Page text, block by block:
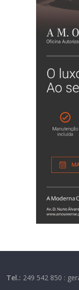
Tel.: 249 542 850 :